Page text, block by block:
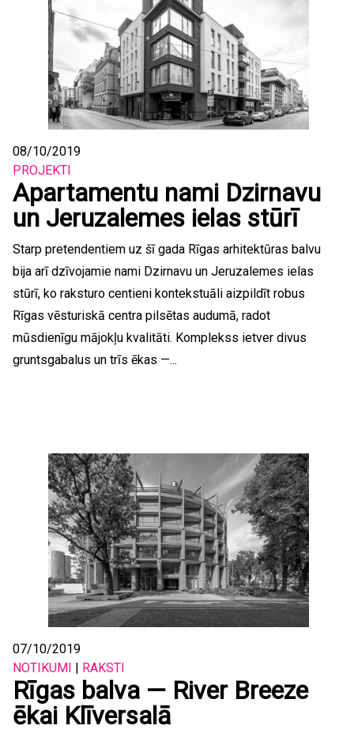
08/10/2019
PROJEKTI
Apartamentu nami Dzirnavu
un Jeruzalemes ielas stūrī
Starp pretendentiem uz šī gada Rīgas arhitektūras balvu
bija arī dzīvojamie nami Dzirnavu un Jeruzalemes ielas
stūrī, ko raksturo centieni kontekstuāli aizpildīt robus
Rīgas vēsturiskā centra pilsētas audumā, radot
mūsdienīgu mājokļu kvalitāti. Komplekss ietver divus
gruntsgabalus un trīs ēkas —...
07/10/2019
NOTIKUMI | RAKSTI
Rīgas balva — River Breeze
ēkai Klīversalā